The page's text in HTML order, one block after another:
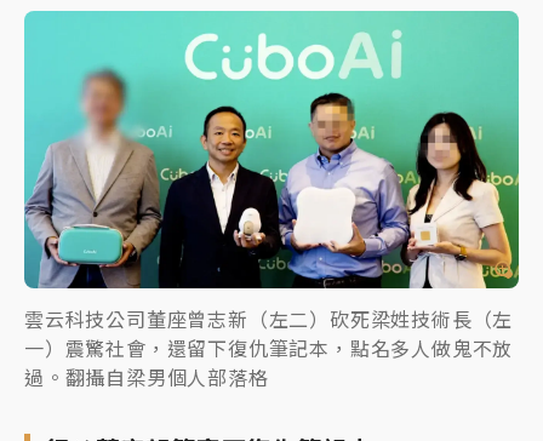
雲云科技公司董座曾志新（左二）砍死梁姓技術長（左
一）震驚社會，還留下復仇筆記本，點名多人做鬼不放
過。翻攝自梁男個人部落格